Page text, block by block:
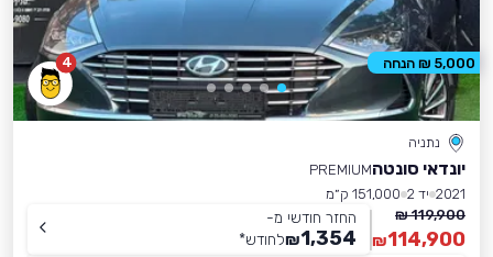
4
נתניה
יונדאי סונטהPREMIUM
2021 יד 2
151,000 ק״מ
119,900 ₪
114,900
₪
החזר חודשי מ-
1,354
₪לחודש*
5,000 ₪ הנחה